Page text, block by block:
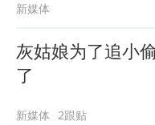
新媒体
灰姑娘为了追小
了
新媒体 2跟贴